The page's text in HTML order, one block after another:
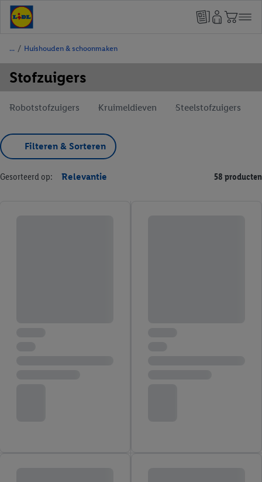
/ Huishouden & schoonmaken
Stofzuigers
Robotstofzuigers Kruimeldieven Steelstofzuigers
Filteren & Sorteren
Gesorteerd op: Relevantie 58 producten